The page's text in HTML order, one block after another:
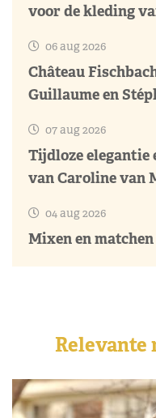
voor de kleding
06 aug 2026
Château
Guillaume en
07 aug 2026
Tijdloze elegantie
van Caroline van
04 aug 2026
Mixen en